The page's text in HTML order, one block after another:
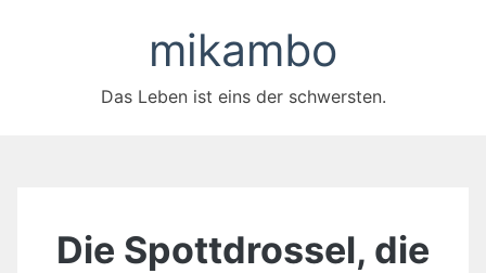
mikambo
Das Leben ist eins der schwersten.
Die Spottdrossel, die